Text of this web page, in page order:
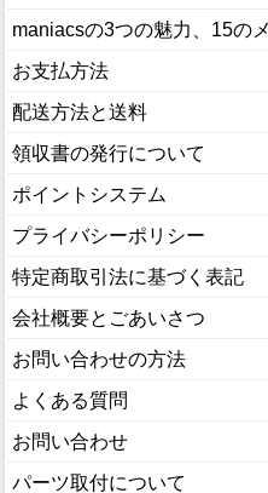
maniacsの3つの魅力、15の
お支払方法
配送方法と送料
領収書の発行について
ポイントシステム
プライバシーポリシー
特定商取引法に基づく表記
会社概要とごあいさつ
お問い合わせの方法
よくある質問
お問い合わせ
パーツ取付について